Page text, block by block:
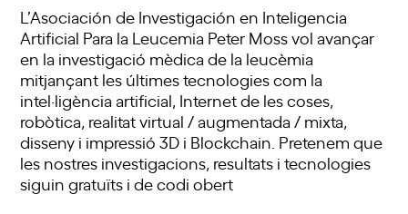
L’Asociación de Investigación en Inteligencia
Artificial Para la Leucemia Peter Moss vol avançar
en la investigació mèdica de la leucèmia
mitjançant les últimes tecnologies com la
intel·ligència artificial, Internet de les coses,
robòtica, realitat virtual / augmentada / mixta,
disseny i impressió 3D i Blockchain. Pretenem que
les nostres investigacions, resultats i tecnologies
siguin gratuïts i de codi obert